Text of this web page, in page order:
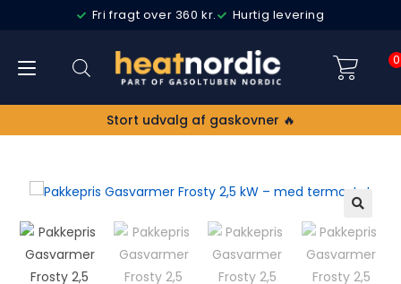
Fri fragt over 360 kr. Hurtig levering
0
Stort udvalg af gaskovner 🔥
🔍